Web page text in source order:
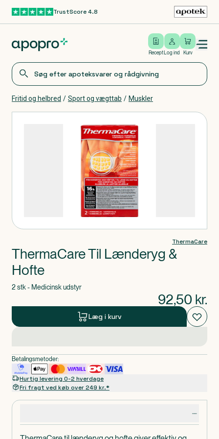
Gå til hovedindholdTrustScore 4.8
Recept
Log ind
Log ind Kurv
Open/close menu
Fritid og helbred / Sport og vægttab / Muskler
ThermaCare
ThermaCare Til Lænderyg &
Hofte
2 stk - Medicinsk udstyr
92,50 kr.
Læg i kurv
Betalingsmetoder:
Hurtig levering 0-2 hverdage
Fri fragt ved køb over 249 kr.*